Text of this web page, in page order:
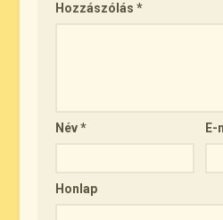
Hozzászólás*
Név*
Honlap